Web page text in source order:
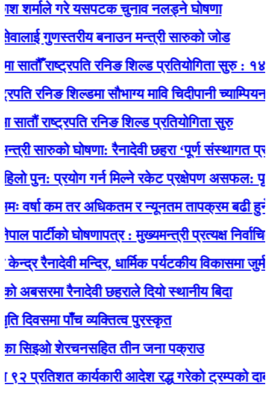
गरे यसपटक चुनाव नलड्ने घोषणा
गुणस्तरीय बनाउन मन्त्री सारुको जोड
राष्ट्रपति रनिङ शिल्ड प्रतियोगिता सुरु : १४
रनिङ शिल्डमा सौभाग्य मावि चिदीपानी च्याम्पियन
राष्ट्रपति रनिङ शिल्ड प्रतियोगिता सुरु
सारुको घोषणा: रैनादेवी छहरा ‘पूर्ण संस्थागत
पुन: प्रयोग गर्न मिल्ने रकेट प्रक्षेपण असफल:
कम तर अधिकतम र न्यूनतम तापक्रम बढी हुने
पार्टीको घोषणापत्र : मुख्यमन्त्री प्रत्यक्ष निर्वाचित,
रैनादेवी मन्दिर, धार्मिक पर्यटकीय विकासमा जुर्मराउँदै
रैनादेवी छहराले दियो स्थानीय बिदा
पाँच व्यक्तित्व पुरस्कृत
शेरचनसहित तीन जना पक्राउ
कार्यकारी आदेश रद्ध गरेको ट्रम्पको दाबी